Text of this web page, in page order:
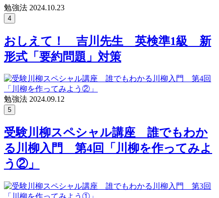
勉強法 2024.10.23
4
おしえて！ 吉川先生 英検準1級 新
形式「要約問題」対策
勉強法 2024.09.12
5
受験川柳スペシャル講座 誰でもわか
る川柳入門 第4回「川柳を作ってみよ
う②」